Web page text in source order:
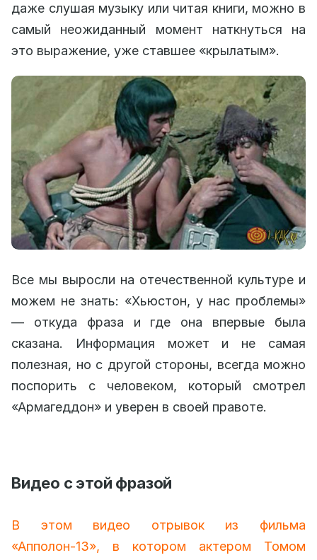
даже слушая музыку или читая книги, можно в
самый неожиданный момент наткнуться на
это выражение, уже ставшее «крылатым».
Все мы выросли на отечественной культуре и
можем не знать: «Хьюстон, у нас проблемы»
— откуда фраза и где она впервые была
сказана. Информация может и не самая
полезная, но с другой стороны, всегда можно
поспорить с человеком, который смотрел
«Армагеддон» и уверен в своей правоте.
Видео с этой фразой
В этом видео отрывок из фильма
«Апполон-13», в котором актером Томом